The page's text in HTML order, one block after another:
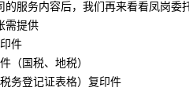
的服务内容后，我们再来看看凤岗委
需提供
件
（国税、地税）
务登记证表格）复印件